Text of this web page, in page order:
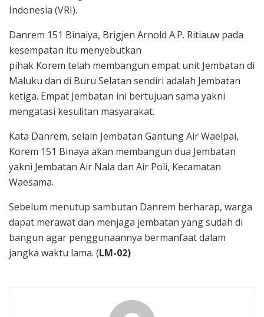
Indonesia (VRI).
Danrem 151 Binaiya, Brigjen Arnold A.P. Ritiauw pada
kesempatan itu menyebutkan
pihak Korem telah membangun empat unit Jembatan di
Maluku dan di Buru Selatan sendiri adalah Jembatan
ketiga. Empat Jembatan ini bertujuan sama yakni
mengatasi kesulitan masyarakat.
Kata Danrem, selain Jembatan Gantung Air Waelpai,
Korem 151 Binaya akan membangun dua Jembatan
yakni Jembatan Air Nala dan Air Poli, Kecamatan
Waesama.
Sebelum menutup sambutan Danrem berharap, warga
dapat merawat dan menjaga jembatan yang sudah di
bangun agar penggunaannya bermanfaat dalam
jangka waktu lama. (LM-02)